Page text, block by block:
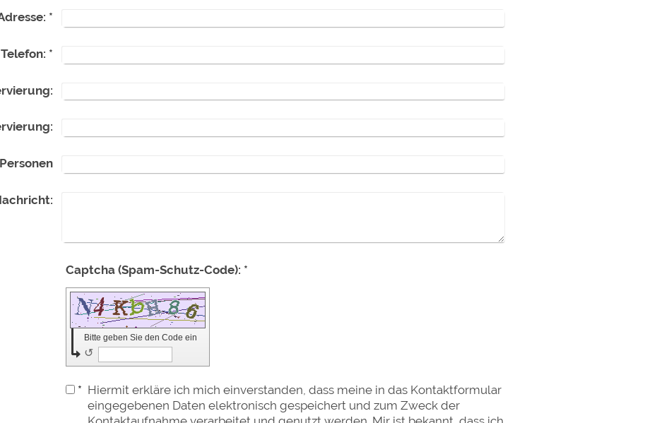
*
Telefon: *
Captcha (Spam-Schutz-Code): *
Bitte geben Sie den Code ein
↺
* Hiermit erkläre ich mich einverstanden, dass meine in das Kontaktformular
eingegebenen Daten elektronisch gespeichert und zum Zweck der